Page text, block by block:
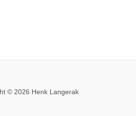
© 2026 Henk Langerak